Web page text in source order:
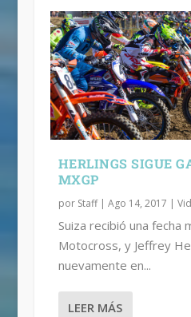
HERLINGS SIGUE
MXGP
por Staff| Ago 14, 2017 |
Suiza recibió una fecha
Motocross, y Jeffrey
nuevamente en...
LEER MÁS